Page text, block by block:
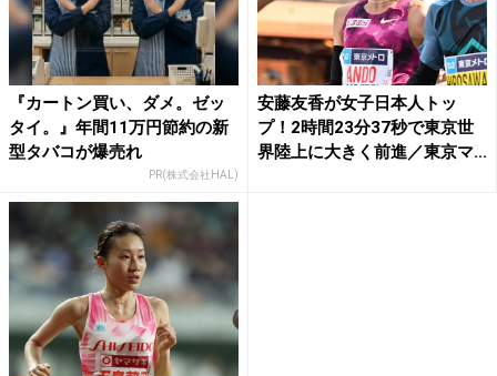
『カートン買い、ダメ。ゼッ
タイ。』年間11万円節約の新
型タバコが爆売れ
PR(株式会社HAL)
安藤友香が女子日本人トッ
プ！2時間23分37秒で東京世
界陸上に大きく前進／東京マ...